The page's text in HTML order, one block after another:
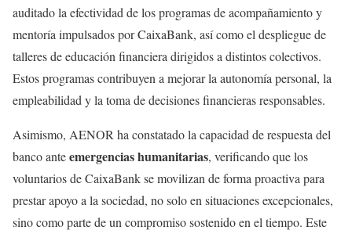
auditado la efectividad de los programas de acompañamiento y
mentoría impulsados por CaixaBank, así como el despliegue de
talleres de educación financiera dirigidos a distintos colectivos.
Estos programas contribuyen a mejorar la autonomía personal, la
empleabilidad y la toma de decisiones financieras responsables.
Asimismo, AENOR ha constatado la capacidad de respuesta del
banco anteemergencias humanitarias, verificando que los
voluntarios de CaixaBank se movilizan de forma proactiva para
prestar apoyo a la sociedad, no solo en situaciones excepcionales,
sino como parte de un compromiso sostenido en el tiempo. Este